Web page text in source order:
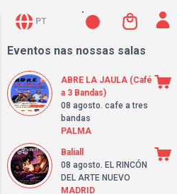
PT
Eventos nas nossas salas
ABRE LA JAULA (Café
a 3 Bandas)
08 agosto. cafe a tres
bandas
PALMA
Baliall
08 agosto. EL RINCÓN
DEL ARTE NUEVO
MADRID